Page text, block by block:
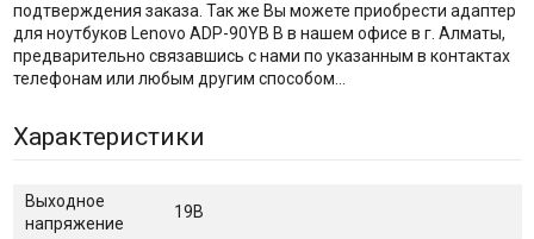
подтверждения заказа. Так же Вы можете приобрести адаптер
для ноутбуков Lenovo ADP-90YB B в нашем офисе в г. Алматы,
предварительно связавшись с нами по указанным в контактах
телефонам или любым другим способом…
Характеристики
Выходное
напряжение
19В